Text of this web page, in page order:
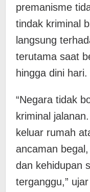
premanisme
tindak kriminal
langsung
terutama saat
hingga dini hari.
“Negara tidak
kriminal
keluar rumah
ancaman
dan kehidupan
terganggu,”